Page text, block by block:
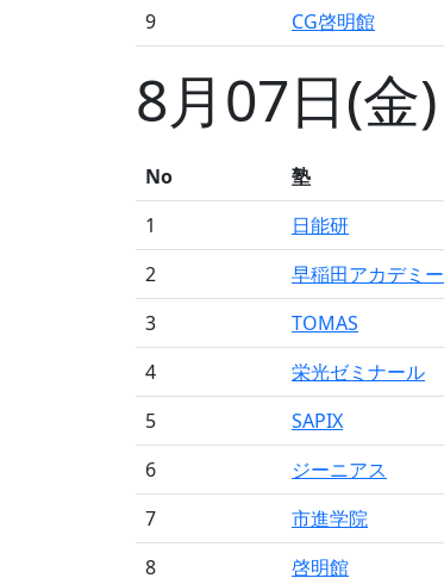
9
CG啓明館
8月07日(金)
No 塾
1
日能研
2
早稲田アカデミー
3
TOMAS
4
栄光ゼミナール
5
SAPIX
6
ジーニアス
7
市進学院
8
啓明館